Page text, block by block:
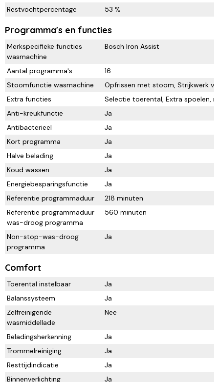
Restvochtpercentage
53 %
Programma's en functies
Merkspecifieke functies
wasmachine
Bosch Iron Assist
Aantal programma's
16
Stoomfunctie wasmachine
Opfrissen met stoom, Strijkwerk
Extra functies
Selectie toerental, Extra spoelen,
Anti-kreukfunctie
Ja
Antibacterieel
Ja
Kort programma
Ja
Halve belading
Ja
Koud wassen
Ja
Energiebesparingsfunctie
Ja
Referentie programmaduur
218 minuten
Referentie programmaduur
was-droog programma
560 minuten
Non-stop-was-droog
programma
Ja
Comfort
Toerental instelbaar
Ja
Balanssysteem
Ja
Zelfreinigende
wasmiddellade
Nee
Beladingsherkenning
Ja
Trommelreiniging
Ja
Resttijdindicatie
Ja
Binnenverlichting
Ja